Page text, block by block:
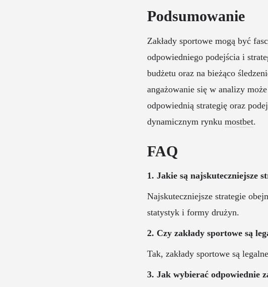
Podsumowanie
Zakłady sportowe mogą być
odpowiedniego podejścia i
budżetu oraz na bieżąco
angażowanie się w analizy
odpowiednią strategię oraz
dynamicznym rynku mostbet.
FAQ
1. Jakie są najskuteczniejsze
Najskuteczniejsze strategie
statystyk i formy drużyn.
2. Czy zakłady sportowe są
Tak, zakłady sportowe są
3. Jak wybierać odpowiednie